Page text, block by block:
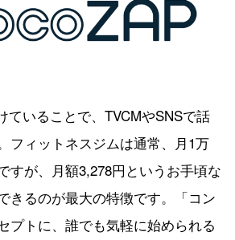
ていることで、TVCMやSNSで話
フィットネスジムは通常、月1万
すが、月額3,278円というお手頃な
きるのが最大の特徴です。「コン
プトに、誰でも気軽に始められる